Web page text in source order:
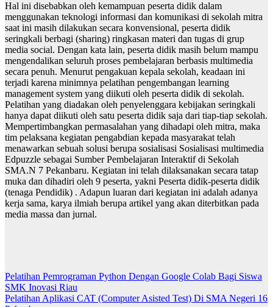
Hal ini disebabkan oleh kemampuan peserta didik dalam
menggunakan teknologi informasi dan komunikasi di sekolah mitra
saat ini masih dilakukan secara konvensional, peserta didik
seringkali berbagi (sharing) ringkasan materi dan tugas di grup
media social. Dengan kata lain, peserta didik masih belum mampu
mengendalikan seluruh proses pembelajaran berbasis multimedia
secara penuh. Menurut pengakuan kepala sekolah, keadaan ini
terjadi karena minimnya pelatihan pengembangan learning
management system yang diikuti oleh peserta didik di sekolah.
Pelatihan yang diadakan oleh penyelenggara kebijakan seringkali
hanya dapat diikuti oleh satu peserta didik saja dari tiap-tiap sekolah.
Mempertimbangkan permasalahan yang dihadapi oleh mitra, maka
tim pelaksana kegiatan pengabdian kepada masyarakat telah
menawarkan sebuah solusi berupa sosialisasi Sosialisasi multimedia
Edpuzzle sebagai Sumber Pembelajaran Interaktif di Sekolah
SMA.N 7 Pekanbaru. Kegiatan ini telah dilaksanakan secara tatap
muka dan dihadiri oleh 9 peserta, yakni Peserta didik-peserta didik
(tenaga Pendidik) . Adapun luaran dari kegiatan ini adalah adanya
kerja sama, karya ilmiah berupa artikel yang akan diterbitkan pada
media massa dan jurnal.
Post
navigation
Pelatihan Pemrograman Python Dengan Google Colab Bagi Siswa
SMK Inovasi Riau
Pelatihan Aplikasi CAT (Computer Asisted Test) Di SMA Negeri 16